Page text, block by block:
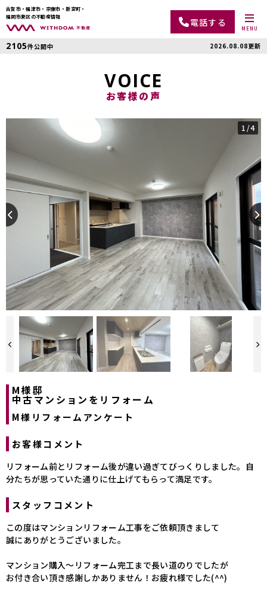
古賀市・福津市・宗像市・新宮町・
福岡市東区の不動産情報
電話する
MENU
2105件公開中 2026.08.08更新
VOICE
お客様の声
1 /4
＜LDK＞リフォーム後のお写真です◎
M様邸
中古マンションをリフォーム
M様リフォームアンケート
お客様コメント
リフォーム前とリフォーム後が違い過ぎてびっくりしました。自
分たちが思っていた通りに仕上げてもらって満足です。
スタッフコメント
この度はマンションリフォーム工事をご依頼頂きまして
誠にありがとうございました。
マンション購入～リフォーム完工まで長い道のりでしたが
お付き合い頂き感謝しかありません！お疲れ様でした(^^)